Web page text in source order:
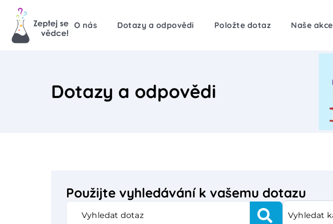
O nás Dotazy a odpovědi Položte dotaz Naše akce
Dotazy a odpovědi
Použijte vyhledávání k vašemu dotazu